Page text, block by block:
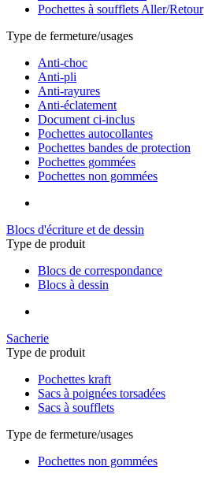
Pochettes à soufflets Aller/Retour
Type de fermeture/usages
Anti-choc
Anti-pli
Anti-rayures
Anti-éclatement
Document ci-inclus
Pochettes autocollantes
Pochettes bandes de protection
Pochettes gommées
Pochettes non gommées
Blocs d'écriture et de dessin
Type de produit
Blocs de correspondance
Blocs à dessin
Sacherie
Type de produit
Pochettes kraft
Sacs à poignées torsadées
Sacs à soufflets
Type de fermeture/usages
Pochettes non gommées